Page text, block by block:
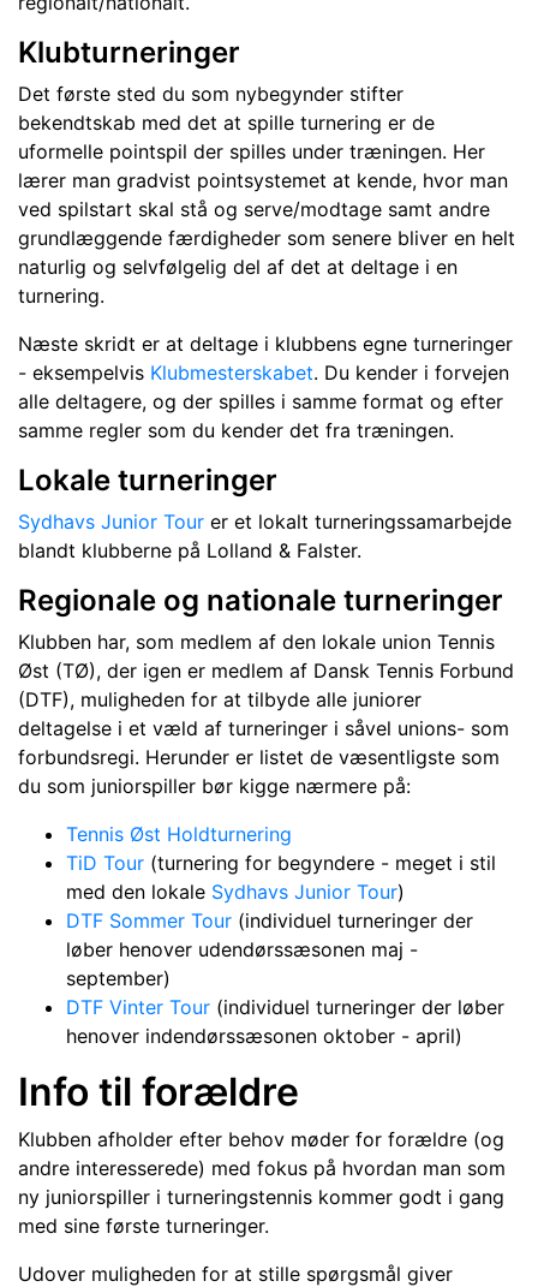
Klubturneringer
Det første sted du som nybegynder stifter
bekendtskab med det at spille turnering er de
uformelle pointspil der spilles under træningen. Her
lærer man gradvist pointsystemet at kende, hvor man
ved spilstart skal stå og serve/modtage samt andre
grundlæggende færdigheder som senere bliver en helt
naturlig og selvfølgelig del af det at deltage i en
turnering.
Næste skridt er at deltage i klubbens egne turneringer
- eksempelvis Klubmesterskabet. Du kender i forvejen
alle deltagere, og der spilles i samme format og efter
samme regler som du kender det fra træningen.
Lokale turneringer
Sydhavs Junior Tour er et lokalt turneringssamarbejde
blandt klubberne på Lolland & Falster.
Regionale og nationale turneringer
Klubben har, som medlem af den lokale union Tennis
Øst (TØ), der igen er medlem af Dansk Tennis Forbund
(DTF), muligheden for at tilbyde alle juniorer
deltagelse i et væld af turneringer i såvel unions- som
forbundsregi. Herunder er listet de væsentligste som
du som juniorspiller bør kigge nærmere på:
Tennis Øst Holdturnering
TiD Tour (turnering for begyndere - meget i stil
med den lokale Sydhavs Junior Tour)
DTF Sommer Tour (individuel turneringer der
løber henover udendørssæsonen maj -
september)
DTF Vinter Tour (individuel turneringer der løber
henover indendørssæsonen oktober - april)
Info til forældre
Klubben afholder efter behov møder for forældre (og
andre interesserede) med fokus på hvordan man som
ny juniorspiller i turneringstennis kommer godt i gang
med sine første turneringer.
Udover muligheden for at stille spørgsmål giver